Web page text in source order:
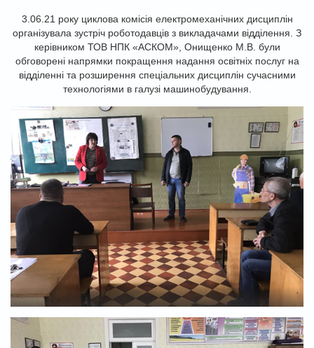
3.06.21 року циклова комісія електромеханічних дисциплін
організувала зустріч роботодавців з викладачами відділення. З
керівником ТОВ НПК «АСКОМ», Онищенко М.В. були
обговорені напрямки покращення надання освітніх послуг на
відділенні та розширення спеціальних дисциплін сучасними
технологіями в галузі машинобудування.